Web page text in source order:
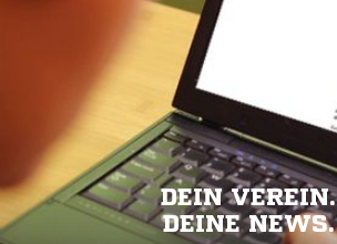
DEIN VEREIN.
DEINE NEWS.